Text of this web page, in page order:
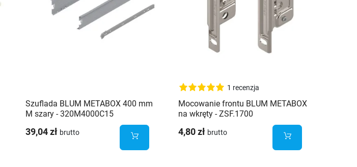
Szuflada BLUM METABOX 400 mm
M szary - 320M4000C15
39,04 zł brutto
1 recenzja
Mocowanie frontu BLUM METABOX
na wkręty - ZSF.1700
4,80 zł brutto